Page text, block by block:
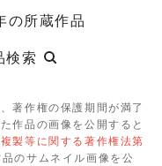
の所蔵作品
検索
著作権の保護期間が満了
作品の画像を公開すると
製等に関する著作権法第
のサムネイル画像を公